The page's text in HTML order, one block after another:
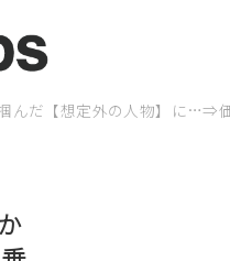
んだ【想定外の人物】に…⇒